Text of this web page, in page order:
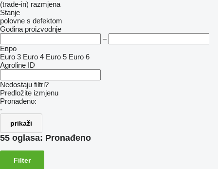
(trade-in) razmjena
Stanje
polovne s defektom
Godina proizvodnje
–
Евро
Euro 3 Euro 4 Euro 5 Euro 6
Agroline ID
Nedostaju filtri?
Predložite izmjenu
Pronađeno:
-
prikaži
55 oglasa: Pronađeno
Filter